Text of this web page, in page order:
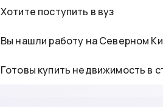
Хотите поступить в вуз
Вы нашли работу на Северном
Готовы купить недвижимость в